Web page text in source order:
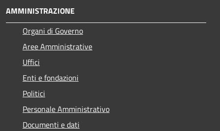
AMMINISTRAZIONE
Organi di Governo
Aree Amministrative
Uffici
Enti e fondazioni
Politici
Personale Amministrativo
Documenti e dati